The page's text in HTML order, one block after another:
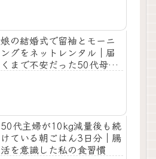
娘の結婚式で留袖とモーニ
ングをネットレンタル｜届
くまで不安だった50代母の
50代主婦が10kg減量後も続
けている朝ごはん3日分｜腸
活を意識した私の食習慣